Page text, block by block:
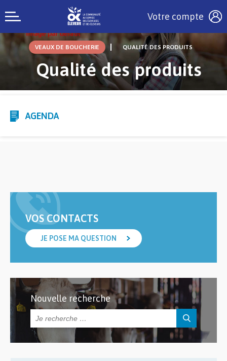
Votre compte
VEAUX DE BOUCHERIE QUALITÉ DES PRODUITS
Qualité des produits
AGENDA
VOS CONTACTS
JE POSE MA QUESTION
Nouvelle recherche